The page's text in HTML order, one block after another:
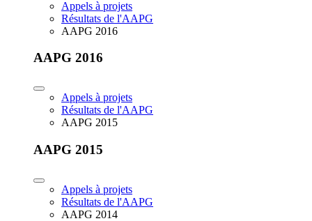
Appels à projets
Résultats de l'AAPG
AAPG 2016
AAPG 2016
Appels à projets
Résultats de l'AAPG
AAPG 2015
AAPG 2015
Appels à projets
Résultats de l'AAPG
AAPG 2014